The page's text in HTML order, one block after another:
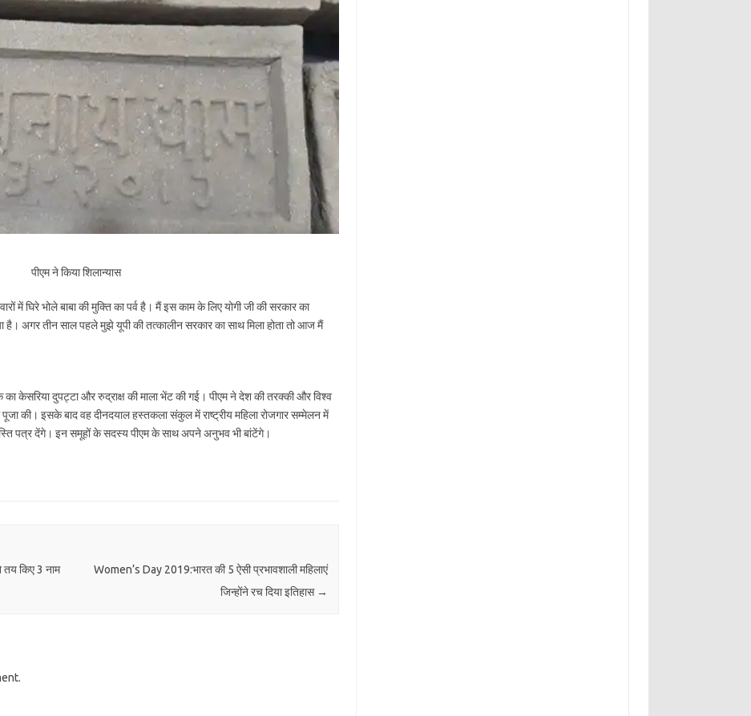
पीएम ने किया शिलान्यास
में घिरे भोले बाबा की मुक्ति का पर्व है। मैं इस काम के लिए योगी जी की सरकार का
है। अगर तीन साल पहले मुझे यूपी की तत्कालीन सरकार का साथ मिला होता तो आज मैं
का केसरिया दुपट्टा और रुद्राक्ष की माला भेंट की गई। पीएम ने देश की तरक्की और विश्व
की। इसके बाद वह दीनदयाल हस्तकला संकुल में राष्ट्रीय महिला रोजगार सम्मेलन में
पत्र देंगे। इन समूहों के सदस्य पीएम के साथ अपने अनुभव भी बांटेंगे।
तय किए 3 नाम
Women’s Day 2019:भारत की 5 ऐसी प्रभावशाली महिलाएं
जिन्होंने रच दिया इतिहास →